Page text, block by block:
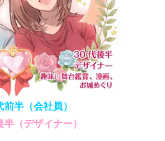
前半（会社員）
半（デザイナー）